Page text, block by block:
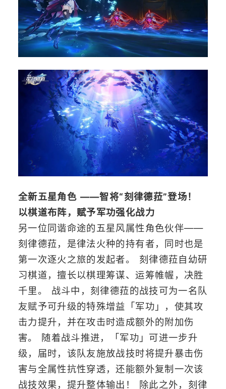
全新五星角色 ——智将“刻律德菈”登场！
以棋道布阵，赋予军功强化战力
另一位同谐命途的五星风属性角色伙伴——
刻律德菈，是律法火种的持有者，同时也是
第一次逐火之旅的发起者。 刻律德菈自幼研
习棋道，擅长以棋理筹谋、运筹帷幄，决胜
千里。 战斗中，刻律德菈的战技可为一名队
友赋予可升级的特殊增益「军功」，使其攻
击力提升，并在攻击时造成额外的附加伤
害。 随着战斗推进，「军功」可进一步升
级，届时，该队友施放战技时将提升暴击伤
害与全属性抗性穿透，还能额外复制一次该
战技效果，提升整体输出！ 除此之外，刻律